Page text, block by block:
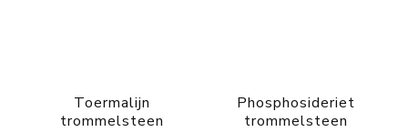
Toermalijn
trommelsteen
Phosphosideriet
trommelsteen